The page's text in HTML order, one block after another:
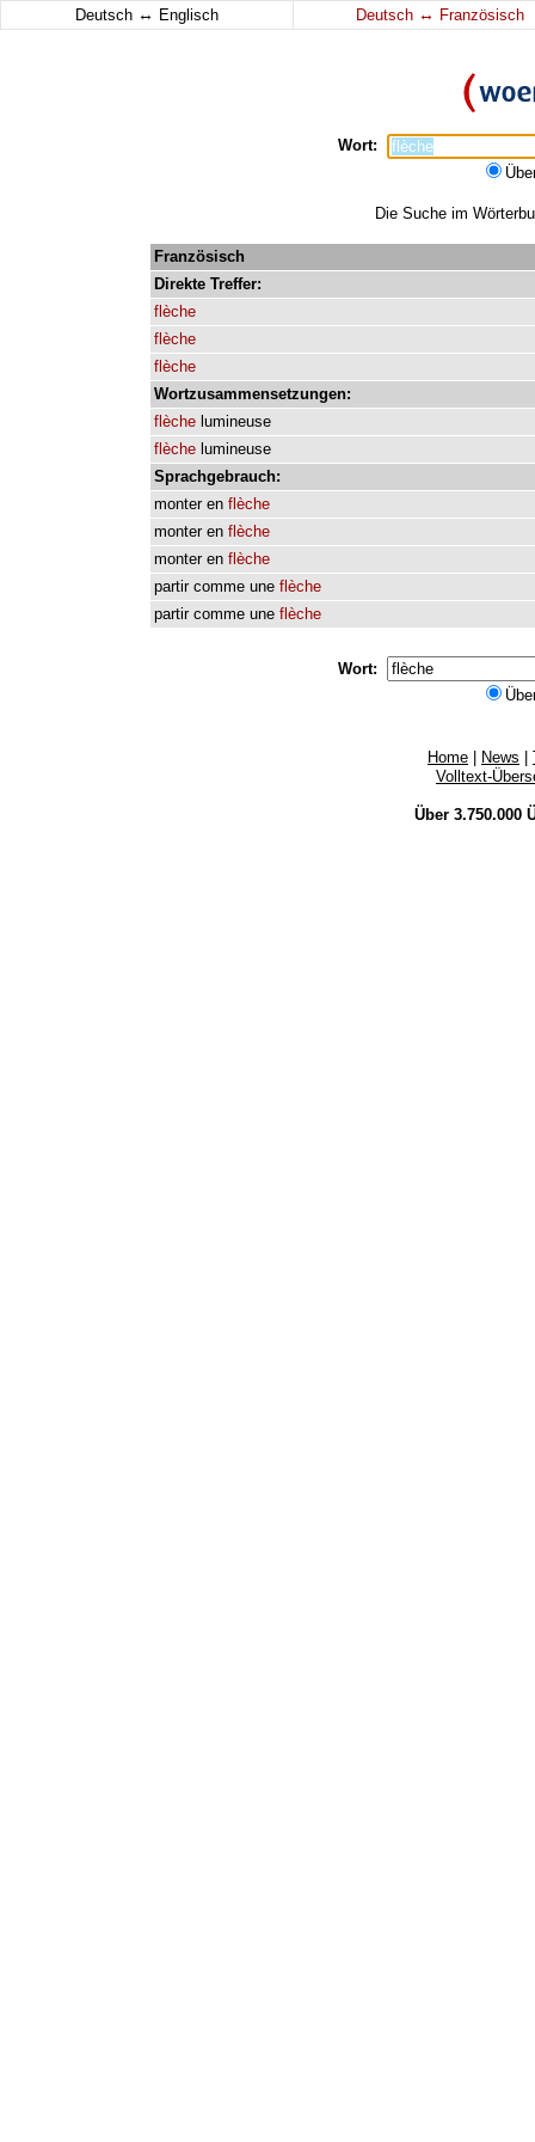
Deutsch ↔ Englisch Deutsch ↔ Französisch
Wort:
Die Suche im
Französisch
Direkte Treffer:
flèche
flèche
flèche
Wortzusammensetzungen:
flèche lumineuse
flèche lumineuse
Sprachgebrauch:
monter en flèche
monter en flèche
monter en flèche
partir comme une flèche
partir comme une flèche
Wort:
Home News
Volltext-
Über 3.750.000